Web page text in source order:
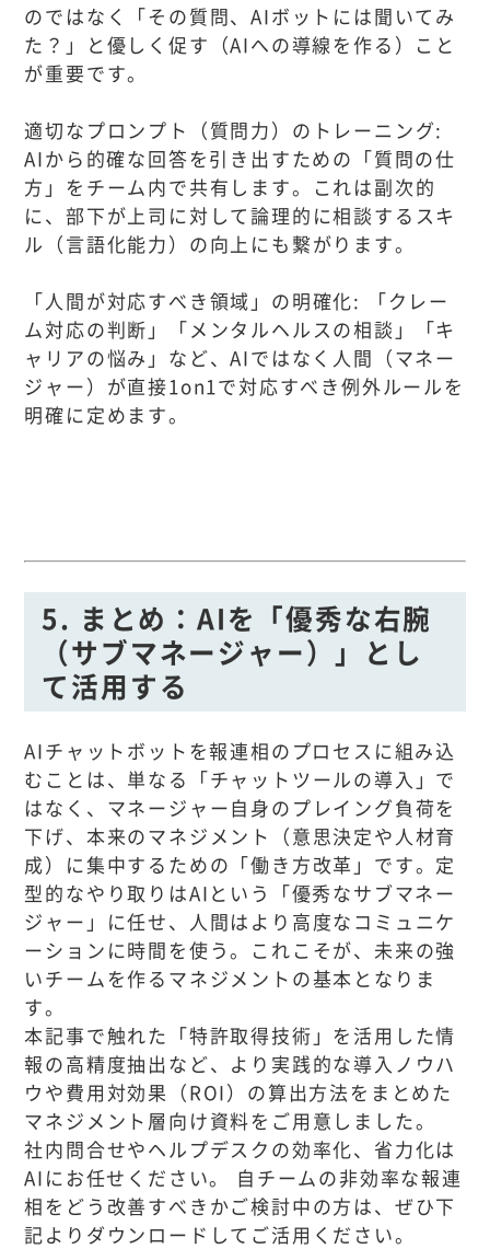
のではなく「その質問、AIボットには聞いてみ
た？」と優しく促す（AIへの導線を作る）こと
が重要です。
適切なプロンプト（質問力）のトレーニング:
AIから的確な回答を引き出すための「質問の仕
方」をチーム内で共有します。これは副次的
に、部下が上司に対して論理的に相談するスキ
ル（言語化能力）の向上にも繋がります。
「人間が対応すべき領域」の明確化: 「クレー
ム対応の判断」「メンタルヘルスの相談」「キ
ャリアの悩み」など、AIではなく人間（マネー
ジャー）が直接1on1で対応すべき例外ルールを
明確に定めます。
5. まとめ：AIを「優秀な右腕
（サブマネージャー）」とし
て活用する
AIチャットボットを報連相のプロセスに組み込
むことは、単なる「チャットツールの導入」で
はなく、マネージャー自身のプレイング負荷を
下げ、本来のマネジメント（意思決定や人材育
成）に集中するための「働き方改革」です。定
型的なやり取りはAIという「優秀なサブマネー
ジャー」に任せ、人間はより高度なコミュニケ
ーションに時間を使う。これこそが、未来の強
いチームを作るマネジメントの基本となりま
す。
本記事で触れた「特許取得技術」を活用した情
報の高精度抽出など、より実践的な導入ノウハ
ウや費用対効果（ROI）の算出方法をまとめた
マネジメント層向け資料をご用意しました。
社内問合せやヘルプデスクの効率化、省力化は
AIにお任せください。 自チームの非効率な報連
相をどう改善すべきかご検討中の方は、ぜひ下
記よりダウンロードしてご活用ください。